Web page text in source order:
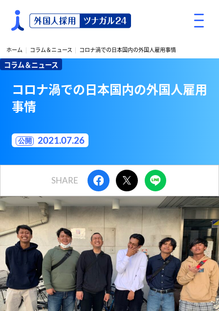
o
ホーム コラム＆ニュース コロナ渦での日本国内の外国人雇用事情
コラム＆ニュース
コロナ渦での日本国内の外国人雇用
事情
2021.07.26
SHARE